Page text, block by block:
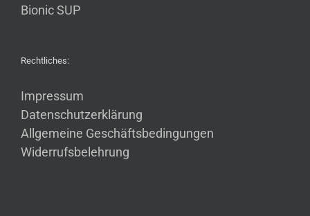
Bionic SUP
Rechtliches:
Impressum
Datenschutzerklärung
Allgemeine Geschäftsbedingungen
Widerrufsbelehrung